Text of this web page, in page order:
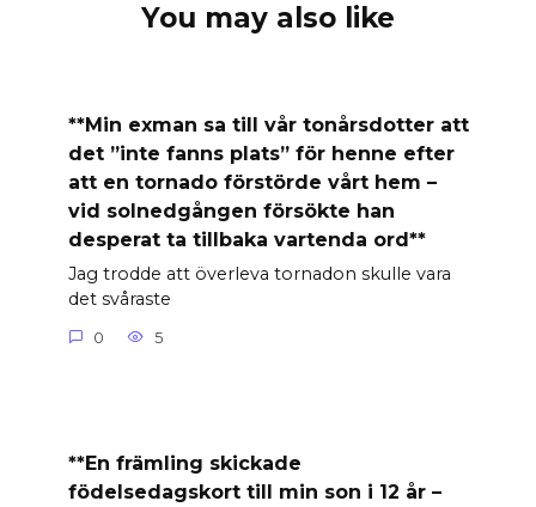
You may also like
**Min exman sa till vår tonårsdotter att
det ”inte fanns plats” för henne efter
att en tornado förstörde vårt hem –
vid solnedgången försökte han
desperat ta tillbaka vartenda ord**
Jag trodde att överleva tornadon skulle vara
det svåraste
0 5
**En främling skickade
födelsedagskort till min son i 12 år –